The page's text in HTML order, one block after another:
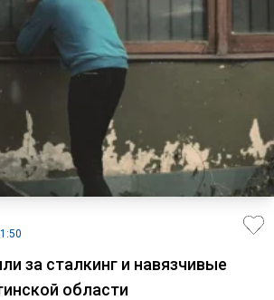
за сталкинг и навязчивые
области